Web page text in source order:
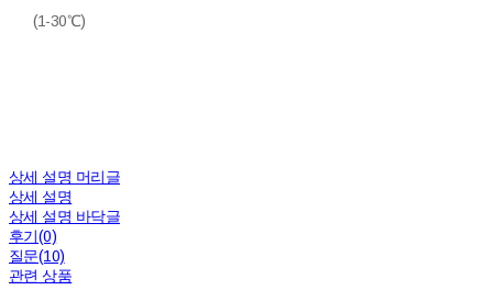
(1-30℃)
상세 설명 머리글
상세 설명
상세 설명 바닥글
후기(0)
질문(10)
관련 상품